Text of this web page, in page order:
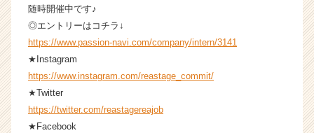
随時開催中です♪
◎エントリーはコチラ↓
https://www.passion-navi.com/company/intern/3141
★Instagram
https://www.instagram.com/reastage_commit/
★Twitter
https://twitter.com/reastagereajob
★Facebook